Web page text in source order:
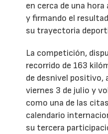
en cerca de una
y firmando el
su trayectoria
La competición,
recorrido de 163
de desnivel positivo,
viernes 3 de julio y
como una de las
calendario
su tercera